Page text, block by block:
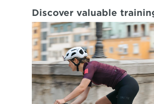
Discover valuable